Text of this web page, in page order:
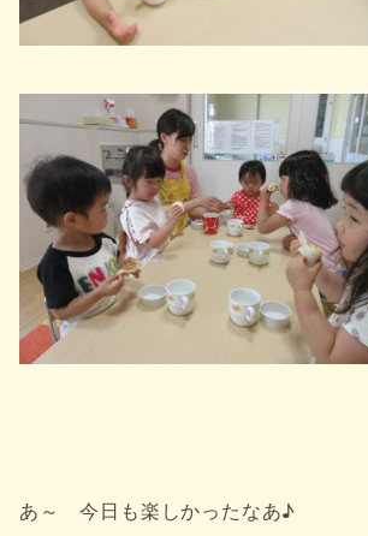
あ～ 今日も楽しかったなあ♪